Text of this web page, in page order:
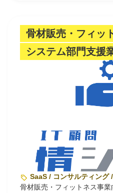
骨材販売・フィッ
システム部門支援
SaaS / コンサルティング
骨材販売・フィットネス事